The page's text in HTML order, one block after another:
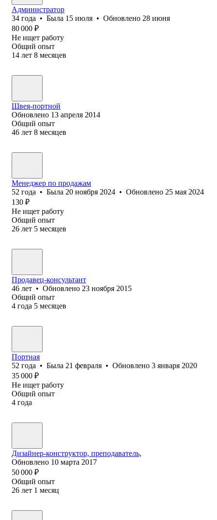
Администратор
34 года • Была 15 июля • Обновлено 28 июня
80 000 ₽
Не ищет работу
Общий опыт
14 лет 8 месяцев
Швея-портной
Обновлено 13 апреля 2014
Общий опыт
46 лет 8 месяцев
Менеджер по продажам
52 года • Была 20 ноября 2024 • Обновлено 25 мая 2024
130 ₽
Не ищет работу
Общий опыт
26 лет 5 месяцев
Продавец-консультант
46 лет • Обновлено 23 ноября 2015
Общий опыт
4 года 5 месяцев
Портная
52 года • Была 21 февраля • Обновлено 3 января 2020
35 000 ₽
Не ищет работу
Общий опыт
4 года
Дизайнер-конструктор, преподаватель,
Обновлено 10 марта 2017
50 000 ₽
Общий опыт
26 лет 1 месяц